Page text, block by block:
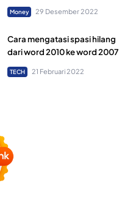
Money 29 Desember 2022
Cara mengatasi spasi hilang
dari word 2010 ke word 2007
TECH 21 Februari 2022